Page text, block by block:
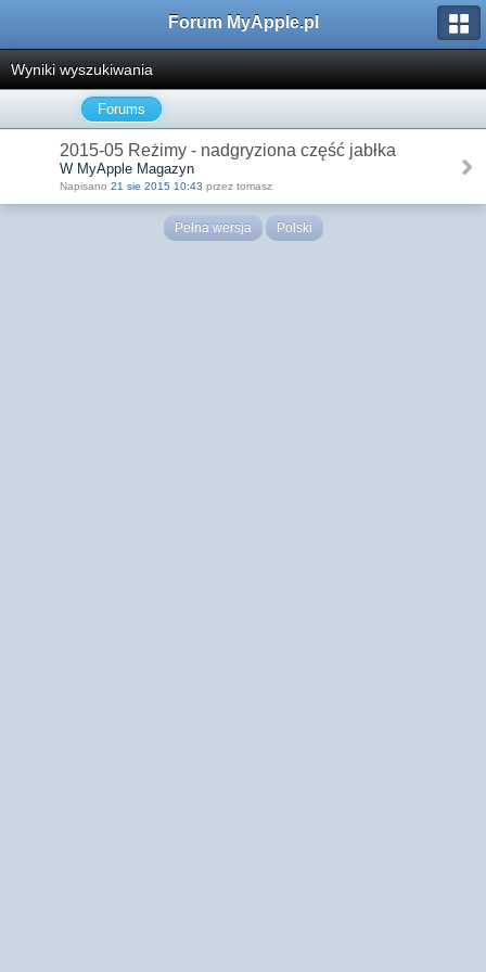
Forum MyApple.pl
Wyniki wyszukiwania
Forums
2015-05 Reżimy - nadgryziona część jabłka
W MyApple Magazyn
Napisano 21 sie 2015 10:43 przez tomasz
Pełna wersja Polski